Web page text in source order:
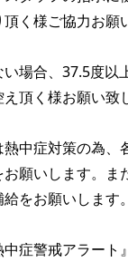
く様ご協力お願
場合、37.5度以
頂く様お願い致
中症対策の為、
願いします。ま
をお願いします。
症警戒アラート